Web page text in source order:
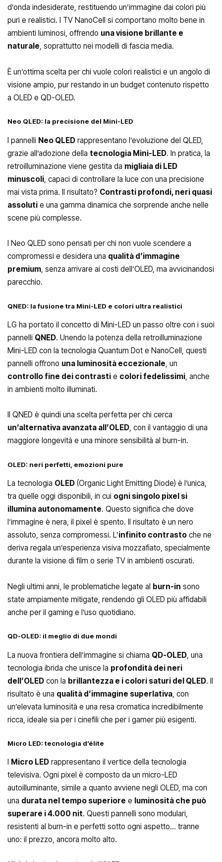
d’onda indesiderate, restituendo un’immagine dai colori più
puri e realistici. I TV NanoCell si comportano molto bene in
ambienti luminosi, offrendo una visione brillante e
naturale, soprattutto nei modelli di fascia media.
È un’ottima scelta per chi vuole colori realistici e un angolo di
visione ampio, pur restando in un budget contenuto rispetto
a OLED e QD-OLED.
Neo QLED: la precisione del Mini-LED
I pannelli Neo QLED rappresentano l’evoluzione del QLED,
grazie all’adozione della tecnologia Mini-LED. In pratica, la
retroilluminazione viene gestita da migliaia di LED
minuscoli , capaci di controllare la luce con una precisione
mai vista prima. Il risultato? Contrasti profondi, neri quasi
assoluti e una gamma dinamica che sorprende anche nelle
scene più complesse.
I Neo QLED sono pensati per chi non vuole scendere a
compromessi e desidera una qualità d’immagine
premium, senza arrivare ai costi dell’OLED, ma avvicinandosi
parecchio.
QNED: la fusione tra Mini-LED e colori ultra realistici
LG ha portato il concetto di Mini-LED un passo oltre con i suoi
pannelli QNED. Unendo la potenza della retroilluminazione
Mini-LED con la tecnologia Quantum Dot e NanoCell, questi
pannelli offrono una luminosità eccezionale, un
controllo fine dei contrasti e colori fedelissimi, anche
in ambienti molto illuminati.
Il QNED è quindi una scelta perfetta per chi cerca
un’alternativa avanzata all’OLED, con il vantaggio di una
maggiore longevità e una minore sensibilità al burn-in.
OLED: neri perfetti, emozioni pure
La tecnologia OLED (Organic Light Emitting Diode) è l’unica,
tra quelle oggi disponibili, in cui ogni singolo pixel si
illumina autonomamente. Questo significa che dove
l’immagine è nera, il pixel è spento. Il risultato è un nero
assoluto, senza compromessi. L’infinito contrasto che ne
deriva regala un’esperienza visiva mozzafiato, specialmente
durante la visione di film o serie TV in ambienti oscurati.
Negli ultimi anni, le problematiche legate al burn-in sono
state ampiamente mitigate, rendendo gli OLED più affidabili
anche per il gaming e l’uso quotidiano.
QD-OLED: il meglio di due mondi
La nuova frontiera dell’immagine si chiama QD-OLED , una
tecnologia ibrida che unisce la profondità dei neri
dell’OLED con la brillantezza e i colori saturi del QLED. Il
risultato è una qualità d’immagine superlativa , con
un’elevata luminosità e una resa cromatica incredibilmente
ricca, ideale sia per i cinefili che per i gamer più esigenti.
Micro LED: tecnologia d’élite
Micro LED rappresentano il vertice della tecnologia
televisiva. Ogni pixel è composto da un micro-LED
autoilluminante, simile a quanto avviene negli OLED, ma con
una durata nel tempo superiore e luminosità che può
superare i 4.000 nit. Questi pannelli sono modulari,
resistenti al burn-in e perfetti sotto ogni aspetto… tranne
uno: il prezzo, ancora molto alto.